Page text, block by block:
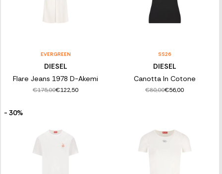
EVERGREEN
DIESEL
Flare Jeans 1978 D-Akemi
€175,00€122,50
SS26
DIESEL
Canotta In Cotone
€80,00€56,00
- 30%